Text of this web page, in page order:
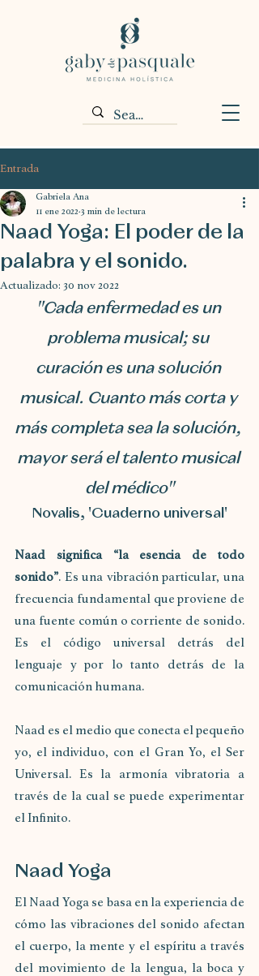
Entrada
Naad Yoga: El poder de la
palabra y el sonido.
Gabriela Ana
11 ene 2022 3 min de lectura
Actualizado: 30 nov 2022
"Cada enfermedad es un
problema musical; su
curación es una solución
musical. Cuanto más corta y
más completa sea la solución,
mayor será el talento musical
del médico"
Novalis, 'Cuaderno universal'
Naad significa “la esencia de todo
sonido”. Es una vibración particular, una
frecuencia fundamental que proviene de
una fuente común o corriente de sonido.
Es el código universal detrás del
lenguaje y por lo tanto detrás de la
comunicación humana.
Naad es el medio que conecta el pequeño
yo, el individuo, con el Gran Yo, el Ser
Universal. Es la armonía vibratoria a
través de la cual se puede experimentar
el Infinito.
Naad Yoga
El Naad Yoga se basa en la experiencia de
cómo las vibraciones del sonido afectan
el cuerpo, la mente y el espíritu a través
del movimiento de la lengua, la boca y